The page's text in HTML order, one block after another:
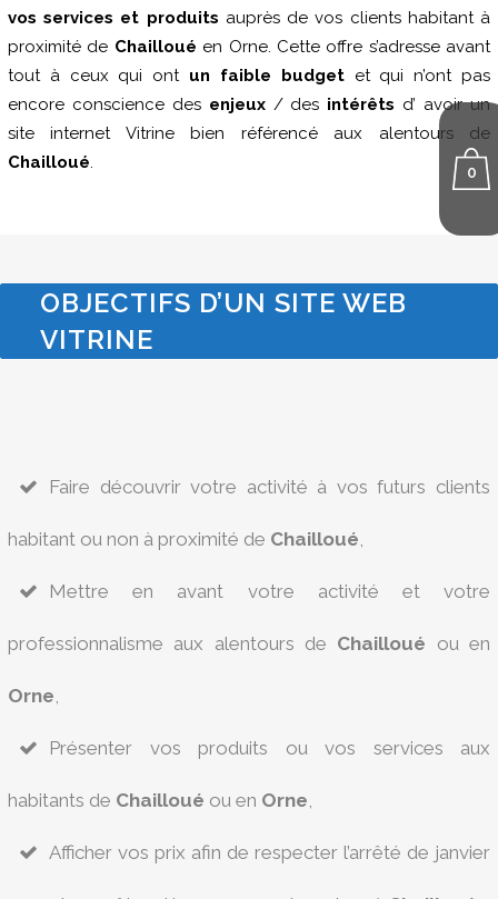
0
vos services et produits auprès de vos clients habitant à
proximité de Chailloué en Orne. Cette offre s’adresse avant
tout à ceux qui ont un faible budgetet qui n’ont pas
encore conscience des enjeux/ des intérêts d’ avoir un
site internet Vitrine bien référencé aux alentours de
Chailloué.
OBJECTIFS D’UN SITE WEB
VITRINE
Faire découvrir votre activité à vos futurs clients
habitant ou non à proximité de Chailloué,
Mettre en avant votre activité et votre
professionnalisme aux alentours de Chailloué ou en
Orne,
Présenter vos produits ou vos services aux
habitants de Chailloué ou en Orne,
Afficher vos prix afin de respecter l’arrêté de janvier